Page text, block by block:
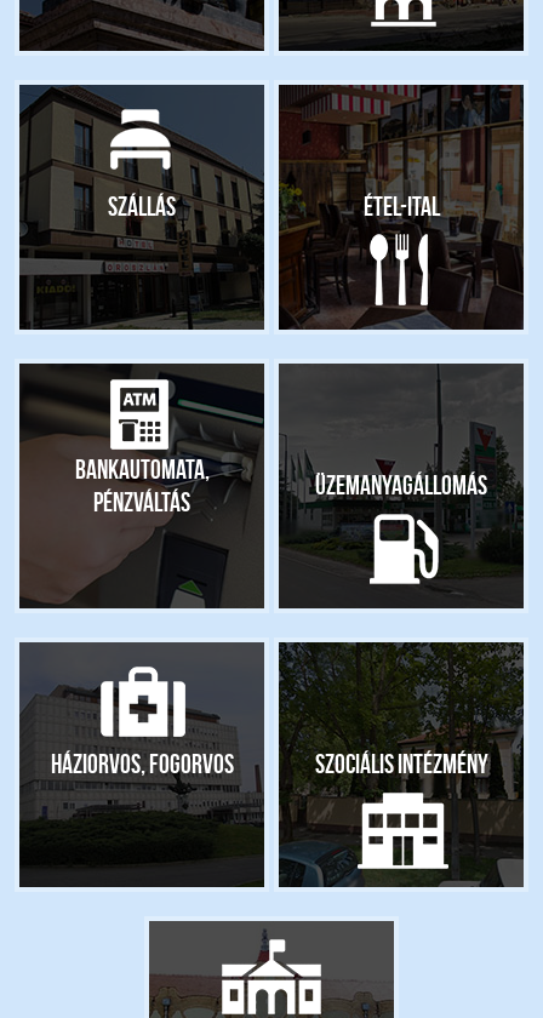
Szállás Étel-ital
Bankautomata,
pénzváltás
Üzemanyagállomás
Háziorvos, fogorvos Szociális intézmény